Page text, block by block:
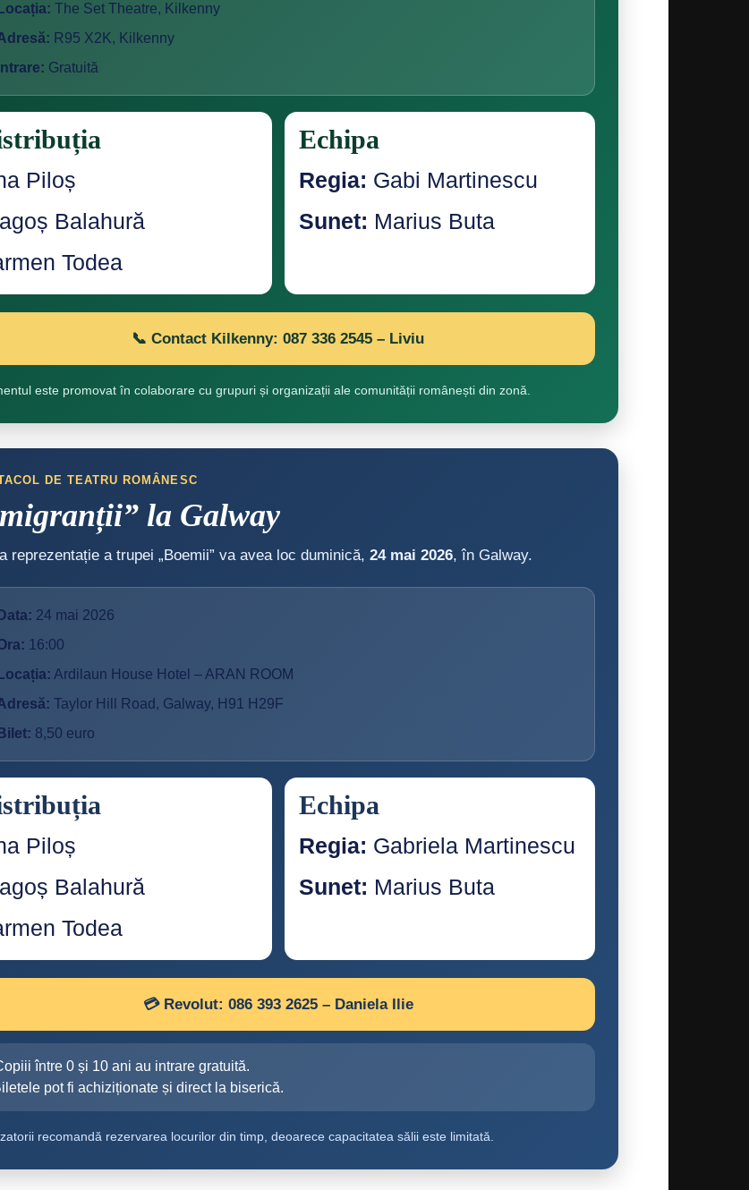
Locația: The Set Theatre, Kilkenny
R95 X2K, Kilkenny
Intrare: Gratuită
Piloș
Balahură
Todea
Echipa
Regia: Gabi Martinescu
Sunet: Marius Buta
📞 Contact Kilkenny: 087 336 2545 – Liviu
este promovat în colaborare cu grupuri și organizații ale comunității românești din zonă.
DE TEATRU ROMÂNESC
la Galway
reprezentație a trupei „Boemii” va avea loc duminică, 24 mai 2026, în Galway.
Data: 24 mai 2026
16:00
Locația: Ardilaun House Hotel – ARAN ROOM
Taylor Hill Road, Galway, H91 H29F
Bilet: 8,50 euro
Piloș
Balahură
Todea
Echipa
Regia: Gabriela Martinescu
Sunet: Marius Buta
💳 Revolut: 086 393 2625 – Daniela Ilie
între 0 și 10 ani au intrare gratuită.
pot fi achiziționate și direct la biserică.
recomandă rezervarea locurilor din timp, deoarece capacitatea sălii este limitată.